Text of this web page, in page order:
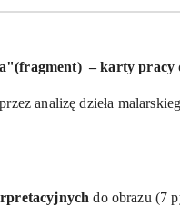
– karty pracy
analizę dzieła
do obrazu (7